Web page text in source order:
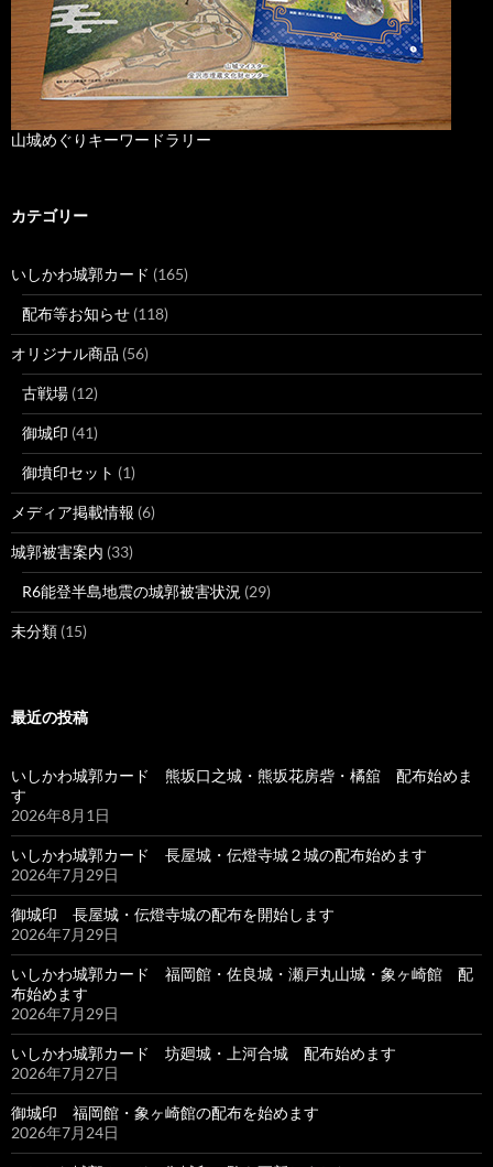
山城めぐりキーワードラリー
カテゴリー
いしかわ城郭カード (165)
配布等お知らせ (118)
オリジナル商品 (56)
古戦場 (12)
御城印 (41)
御墳印セット (1)
メディア掲載情報 (6)
城郭被害案内 (33)
R6能登半島地震の城郭被害状況 (29)
未分類 (15)
最近の投稿
いしかわ城郭カード 熊坂口之城・熊坂花房砦・橘舘 配布始めま
す
2026年8月1日
いしかわ城郭カード 長屋城・伝燈寺城２城の配布始めます
2026年7月29日
御城印 長屋城・伝燈寺城の配布を開始します
2026年7月29日
いしかわ城郭カード 福岡館・佐良城・瀬戸丸山城・象ヶ崎館 配
布始めます
2026年7月29日
いしかわ城郭カード 坊廻城・上河合城 配布始めます
2026年7月27日
御城印 福岡館・象ヶ崎館の配布を始めます
2026年7月24日